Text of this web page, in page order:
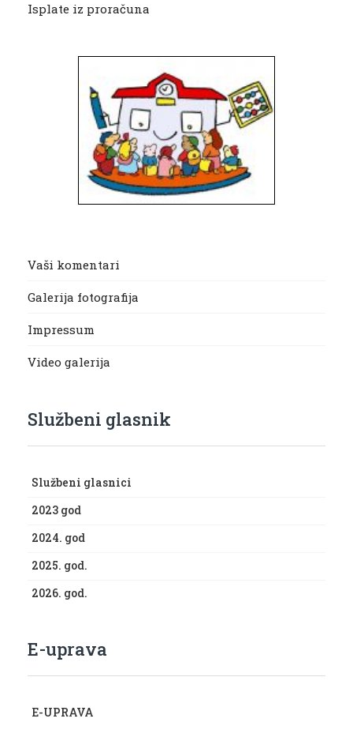
Isplate iz proračuna
Vaši komentari
Galerija fotografija
Impressum
Video galerija
Službeni glasnik
Službeni glasnici
2023 god
2024. god
2025. god.
2026. god.
E-uprava
E-UPRAVA